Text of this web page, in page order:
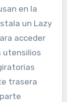
en la
un Lazy
acceder
utensilios
trasera